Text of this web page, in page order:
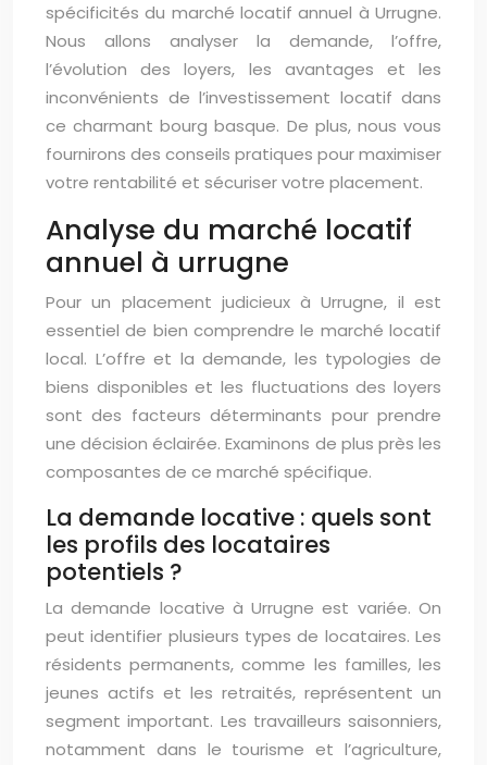
spécificités du marché locatif annuel à Urrugne.
Nous allons analyser la demande, l’offre,
l’évolution des loyers, les avantages et les
inconvénients de l’investissement locatif dans
ce charmant bourg basque. De plus, nous vous
fournirons des conseils pratiques pour maximiser
votre rentabilité et sécuriser votre placement.
Analyse du marché locatif
annuel à urrugne
Pour un placement judicieux à Urrugne, il est
essentiel de bien comprendre le marché locatif
local. L’offre et la demande, les typologies de
biens disponibles et les fluctuations des loyers
sont des facteurs déterminants pour prendre
une décision éclairée. Examinons de plus près les
composantes de ce marché spécifique.
La demande locative : quels sont
les profils des locataires
potentiels ?
La demande locative à Urrugne est variée. On
peut identifier plusieurs types de locataires. Les
résidents permanents, comme les familles, les
jeunes actifs et les retraités, représentent un
segment important. Les travailleurs saisonniers,
notamment dans le tourisme et l’agriculture,